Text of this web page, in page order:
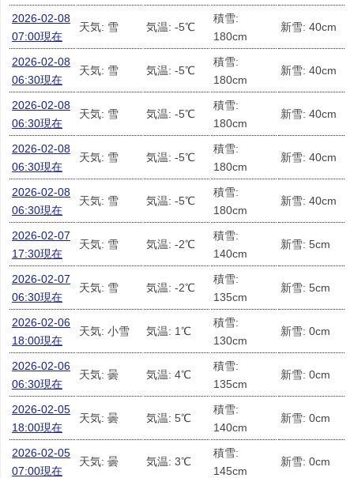
2026-02-08
07:00現在
天気: 雪 気温: -5℃
積雪:
180cm
新雪: 40cm
2026-02-08
06:30現在
天気: 雪 気温: -5℃
積雪:
180cm
新雪: 40cm
2026-02-08
06:30現在
天気: 雪 気温: -5℃
積雪:
180cm
新雪: 40cm
2026-02-08
06:30現在
天気: 雪 気温: -5℃
積雪:
180cm
新雪: 40cm
2026-02-08
06:30現在
天気: 雪 気温: -5℃
積雪:
180cm
新雪: 40cm
2026-02-07
17:30現在
天気: 雪 気温: -2℃
積雪:
140cm
新雪: 5cm
2026-02-07
06:30現在
天気: 雪 気温: -2℃
積雪:
135cm
新雪: 5cm
2026-02-06
18:00現在
天気: 小雪 気温: 1℃
積雪:
130cm
新雪: 0cm
2026-02-06
06:30現在
天気: 曇 気温: 4℃
積雪:
135cm
新雪: 0cm
2026-02-05
18:00現在
天気: 曇 気温: 5℃
積雪:
140cm
新雪: 0cm
2026-02-05
07:00現在
天気: 曇 気温: 3℃
積雪:
145cm
新雪: 0cm